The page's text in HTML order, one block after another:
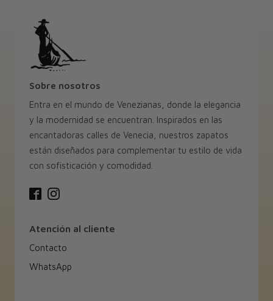
Sobre nosotros
Entra en el mundo de Venezianas, donde la elegancia
y la modernidad se encuentran. Inspirados en las
encantadoras calles de Venecia, nuestros zapatos
están diseñados para complementar tu estilo de vida
con sofisticación y comodidad.
Atención al cliente
Contacto
WhatsApp